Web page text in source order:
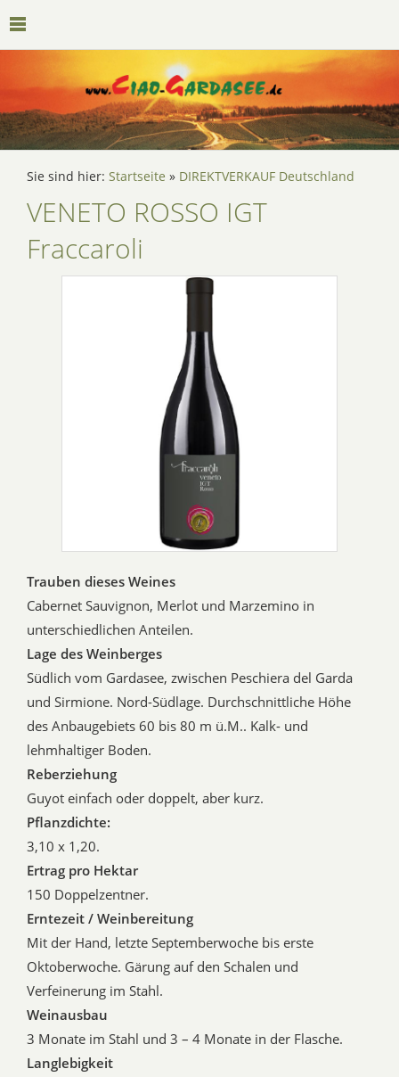
Sie sind hier: Startseite » DIREKTVERKAUF Deutschland
VENETO ROSSO IGT
Fraccaroli
Trauben dieses Weines
Cabernet Sauvignon, Merlot und Marzemino in
unterschiedlichen Anteilen.
Lage des Weinberges
Südlich vom Gardasee, zwischen Peschiera del Garda
und Sirmione. Nord-Südlage. Durchschnittliche Höhe
des Anbaugebiets 60 bis 80 m ü.M.. Kalk- und
lehmhaltiger Boden.
Reberziehung
Guyot einfach oder doppelt, aber kurz.
Pflanzdichte:
3,10 x 1,20.
Ertrag pro Hektar
150 Doppelzentner.
Erntezeit / Weinbereitung
Mit der Hand, letzte Septemberwoche bis erste
Oktoberwoche. Gärung auf den Schalen und
Verfeinerung im Stahl.
Weinausbau
3 Monate im Stahl und 3 – 4 Monate in der Flasche.
Langlebigkeit